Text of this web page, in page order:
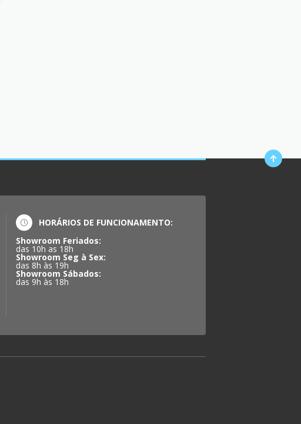
HORÁRIOS DE FUNCIONAMENTO:
Showroom Feriados:
das 10h as 18h
Showroom Seg à Sex:
das 8h às 19h
Showroom Sábados:
das 9h às 18h